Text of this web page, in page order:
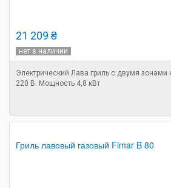
21 209 ₴
нет в наличии
Электрический Лава гриль с двумя зонами
220 В. Мощность 4,8 кВт
Гриль лавовый газовый Fimar B 80